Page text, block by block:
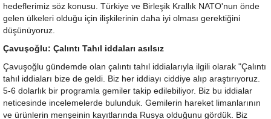
hedeflerimiz söz konusu. Türkiye ve Birleşik Krallık NATO'nun önde
gelen ülkeleri olduğu için ilişkilerinin daha iyi olması gerektiğini
düşünüyoruz.
Çavuşoğlu: Çalıntı Tahıl iddaları asılsız
Çavuşoğlu gündemde olan çalıntı tahıl iddialarıyla ilgili olarak "Çalıntı
tahıl iddiaları bize de geldi. Biz her iddiayı ciddiye alıp araştırıyoruz.
5-6 dolarlık bir programla gemiler takip edilebiliyor. Biz bu iddialar
neticesinde incelemelerde bulunduk. Gemilerin hareket limanlarının
ve ürünlerin menşeinin kayıtlarında Rusya olduğunu gördük. Biz